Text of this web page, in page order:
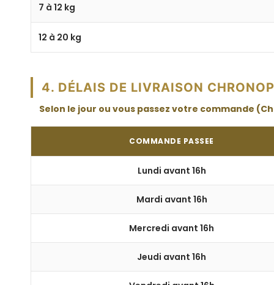
7 à 12 kg
12 à 20 kg
4. DÉLAIS DE LIVRAISON
Selon le jour ou vous passez votre commande
COMMANDE PASSEE
Lundi avant 16h
Mardi avant 16h
Mercredi avant 16h
Jeudi avant 16h